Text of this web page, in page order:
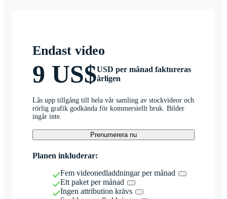
Endast video
9 US$USD per månad faktureras
årligen
Lås upp tillgång till hela vår samling av stockvideor och
rörlig grafik godkända för kommersiellt bruk. Bilder
ingår inte.
Prenumerera nu
Planen inkluderar:
Fem videonedladdningar per månad
Ett paket per månad
Ingen attribution krävs